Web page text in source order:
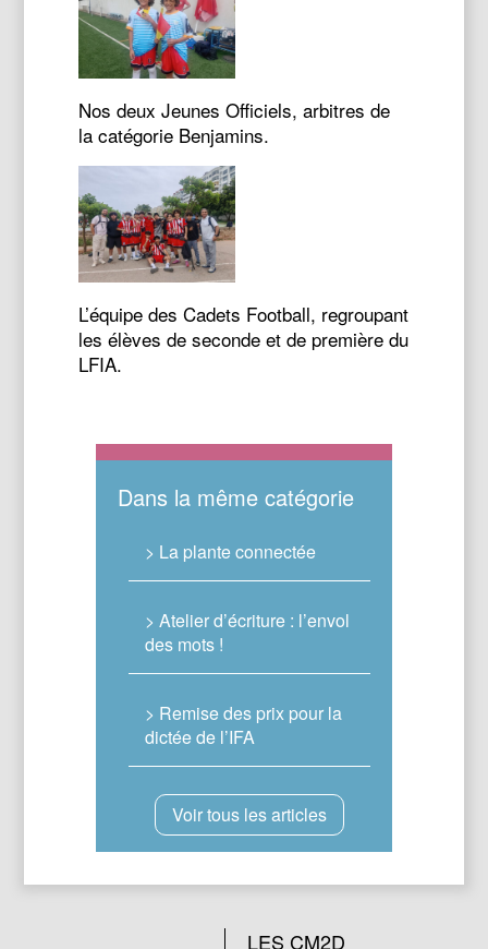
Nos deux Jeunes Officiels, arbitres de
la catégorie Benjamins.
L’équipe des Cadets Football, regroupant
les élèves de seconde et de première du
LFIA.
Dans la même catégorie
> La plante connectée
> Atelier d’écriture : l’envol
des mots !
> Remise des prix pour la
dictée de l’IFA
Voir tous les articles
LES CM2D